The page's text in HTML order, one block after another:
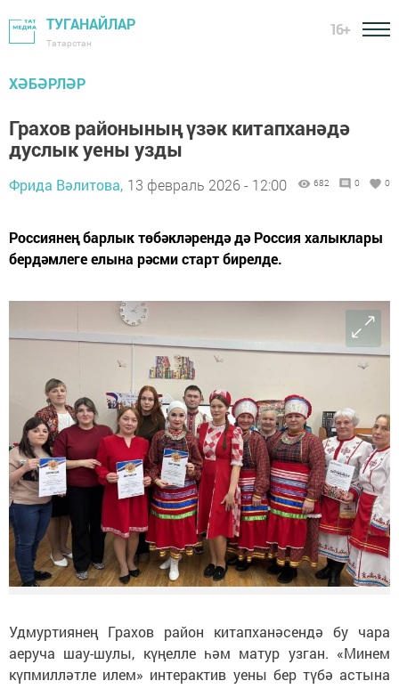
ТУГАНАЙЛАР
Татарстан
16+
ХӘБӘРЛӘР
Грахов районының үзәк китапханәдә
дуслык уены узды
Фрида Вәлитова, 13 февраль 2026 - 12:00 682 0 0
Россиянең барлык төбәкләрендә дә Россия халыклары
бердәмлеге елына рәсми старт бирелде.
Удмуртиянең Грахов район китапханәсендә бу чара
аеруча шау-шулы, күңелле һәм матур узган. «Минем
күпмилләтле илем» интерактив уены бер түбә астына